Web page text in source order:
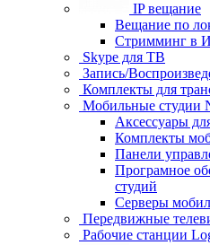
IP вещание
Вещание по
Стримминг в
Skype для ТВ
Запись/
Комплекты для
Мобильные студии
Аксессуары
Комплекты
Панели
Програмное
студий
Серверы
Передвижные
Рабочие станции